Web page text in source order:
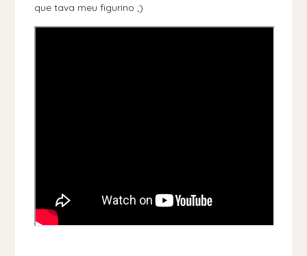
que tava meu figurino ;)